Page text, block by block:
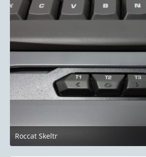
Roccat Skeltr
10. Januar 2019 um 22:51